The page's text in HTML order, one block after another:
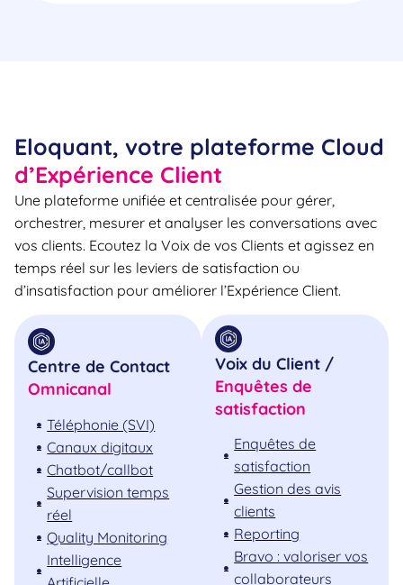
Eloquant, votre plateforme Cloud
d’Expérience Client
Une plateforme unifiée et centralisée pour gérer,
orchestrer, mesurer et analyser les conversations avec
vos clients. Ecoutez la Voix de vos Clients et agissez en
temps réel sur les leviers de satisfaction ou
d’insatisfaction pour améliorer l’Expérience Client.
Centre de Contact
Omnicanal
Téléphonie (SVI)
Canaux digitaux
Chatbot/callbot
Supervision temps
réel
Quality Monitoring
Intelligence
Voix du Client /
Enquêtes de
satisfaction
Enquêtes de
satisfaction
Gestion des avis
clients
Reporting
Bravo : valoriser vos
collaborateurs